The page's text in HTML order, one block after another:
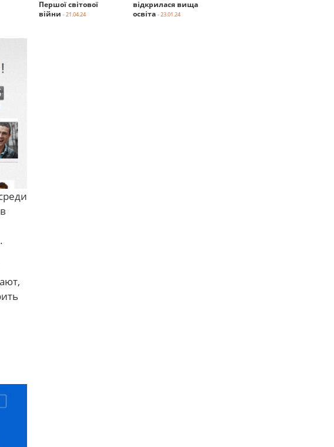
Першої світової
війни - 21.04.24
відкрилася вища
освіта - 23.01.24